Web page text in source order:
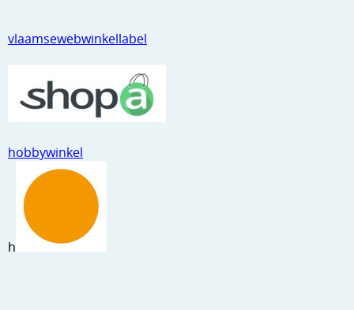
Papier en karton
Ribbelaar
Speciaal papier
Stans machine en embossing machines
Stempels en zo
vlaamsewebwinkellabel
hobbywinkel
h